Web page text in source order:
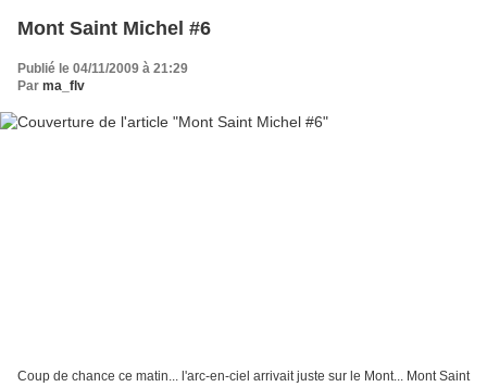
Mont Saint Michel #6
Publié le 04/11/2009 à 21:29
Par ma_flv
Coup de chance ce matin... l'arc-en-ciel arrivait juste sur le Mont... Mont Saint